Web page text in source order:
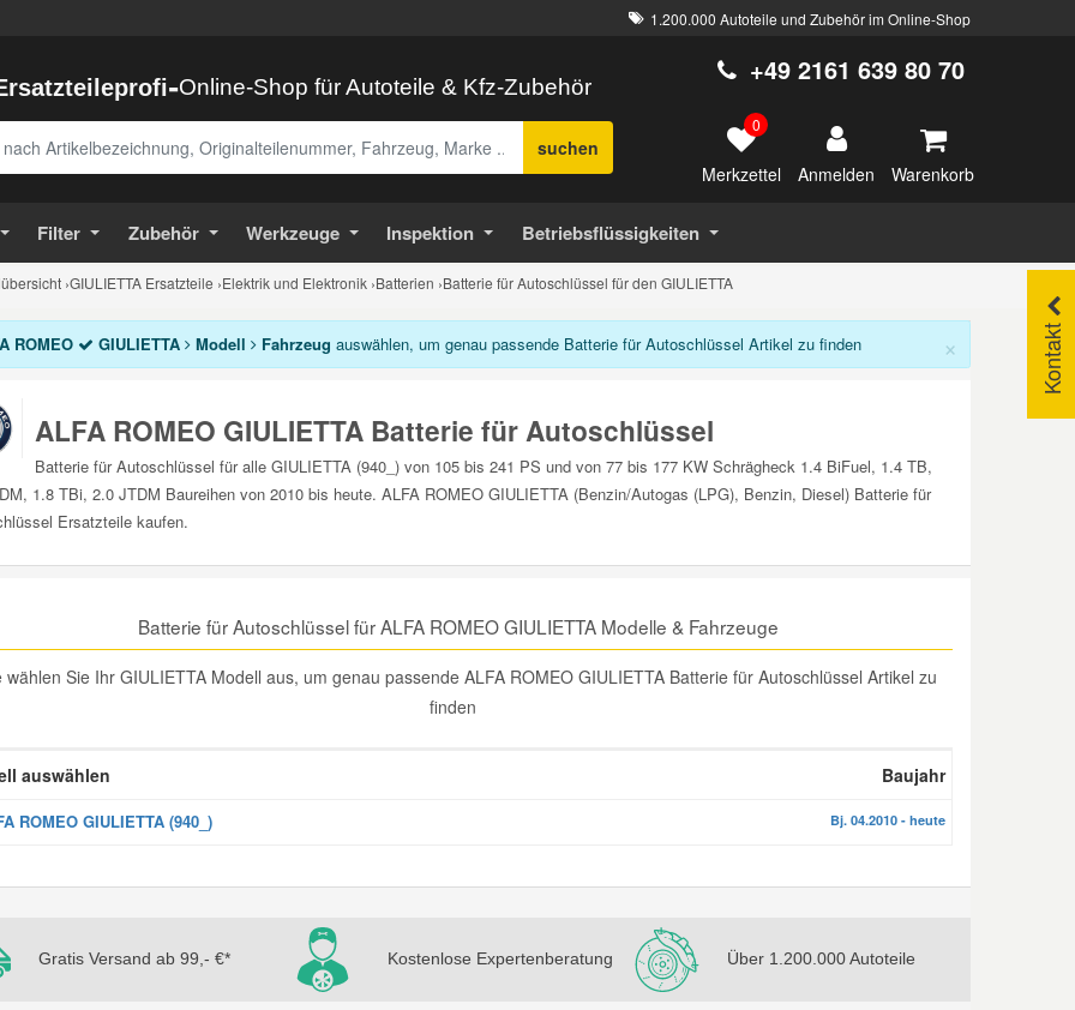
1.200.000 Autoteile und Zubehör im Online-Shop
-Online-Shop für Autoteile & Kfz-Zubehör
suchen
+49 2161 639 80 70
0
Merkzettel Anmelden Warenkorb
Filter Zubehör Werkzeuge Inspektion Betriebsflüssigkeiten
›GIULIETTA Ersatzteile ›Elektrik und Elektronik ›Batterien ›Batterie für Autoschlüssel für den GIULIETTA
Kontakt
×
ROMEO GIULIETTA Modell Fahrzeug auswählen, um genau passende Batterie für Autoschlüssel Artikel zu finden
ALFA ROMEO GIULIETTA Batterie für Autoschlüssel
Batterie für Autoschlüssel für alle GIULIETTA (940_) von 105 bis 241 PS und von 77 bis 177 KW Schrägheck 1.4 BiFuel, 1.4 TB,
1.8 TBi, 2.0 JTDM Baureihen von 2010 bis heute. ALFA ROMEO GIULIETTA (Benzin/Autogas (LPG), Benzin, Diesel) Batterie für
Ersatzteile kaufen.
Batterie für Autoschlüssel für ALFA ROMEO GIULIETTA Modelle & Fahrzeuge
wählen Sie Ihr GIULIETTA Modell aus, um genau passende ALFA ROMEO GIULIETTA Batterie für Autoschlüssel Artikel zu
finden
auswählen Baujahr
ROMEO GIULIETTA (940_) Bj. 04.2010 - heute
Gratis Versand ab 99,- €* Kostenlose Expertenberatung Über 1.200.000 Autoteile